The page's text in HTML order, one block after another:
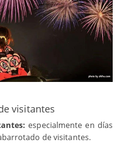
visitantes
especialmente en días
de visitantes.